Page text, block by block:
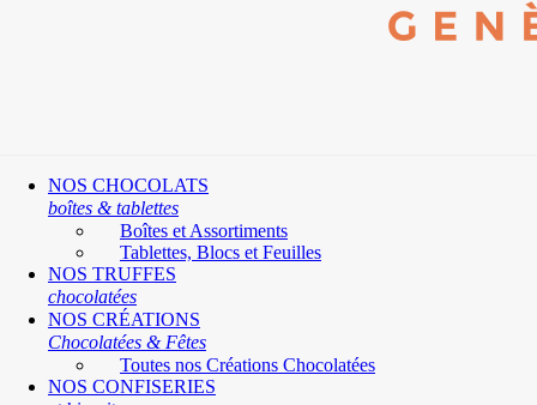
NOS CHOCOLATS
boîtes & tablettes
Boîtes et Assortiments
Tablettes, Blocs et Feuilles
NOS TRUFFES
chocolatées
NOS CRÉATIONS
Chocolatées & Fêtes
Toutes nos Créations Chocolatées
NOS CONFISERIES